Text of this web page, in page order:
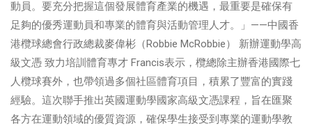
動員。要充分把握這個發展體育產業的機遇，最重要是確保有
足夠的優秀運動員和專業的體育與活動管理人才。」——中國香
港欖球總會行政總裁麥偉彬（Robbie McRobbie） 新辦運動學高
級文憑 致力培訓體育專才 Francis表示，欖總除主辦香港國際七
人欖球賽外，也帶領過多個社區體育項目，積累了豐富的實踐
經驗。這次聯手推出英國運動學國家高級文憑課程，旨在匯聚
各方在運動領域的優質資源，確保學生接受到專業的運動學教